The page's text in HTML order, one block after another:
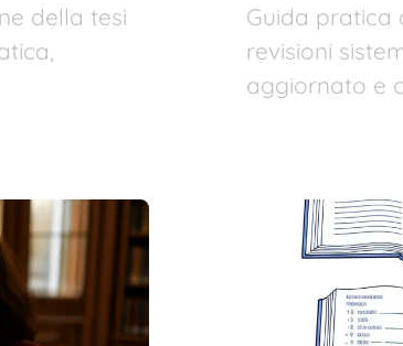
della tesi
Guida pratica
revisioni
aggiornato e